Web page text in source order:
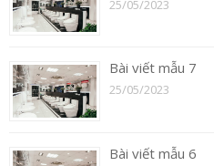
25/05/2023
Bài viết mẫu 7
25/05/2023
Bài viết mẫu 6